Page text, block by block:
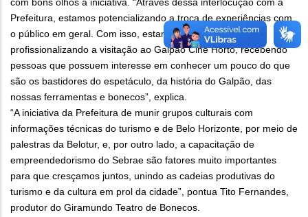
com bons olhos a iniciativa. “Através dessa interlocução com a
Prefeitura, estamos potencializando a troca de experiências com
o público em geral. Com isso, estamos sistematizando e
profissionalizando a visitação ao Galpão Cine Horto, recebendo
pessoas que possuem interesse em conhecer um pouco do que
são os bastidores do espetáculo, da história do Galpão, das
nossas ferramentas e bonecos”, explica.
“A iniciativa da Prefeitura de munir grupos culturais com
informações técnicas do turismo e de Belo Horizonte, por meio de
palestras da Belotur, e, por outro lado, a capacitação de
empreendedorismo do Sebrae são fatores muito importantes
para que cresçamos juntos, unindo as cadeias produtivas do
turismo e da cultura em prol da cidade”, pontua Tito Fernandes,
produtor do Giramundo Teatro de Bonecos.